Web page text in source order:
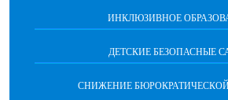
ИНКЛЮЗИВНОЕ
ДЕТСКИЕ БЕЗОПАСНЫЕ
СНИЖЕНИЕ